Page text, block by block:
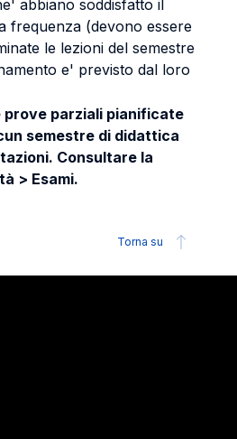
abbiano soddisfatto il
frequenza (devono essere
le lezioni del semestre
e' previsto dal loro
prove parziali pianificate
semestre di didattica
Consultare la
> Esami.
Torna su